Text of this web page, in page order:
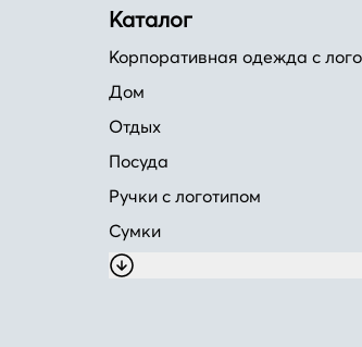
Каталог
Корпоративная одежда с
Дом
Отдых
Посуда
Ручки с логотипом
Сумки